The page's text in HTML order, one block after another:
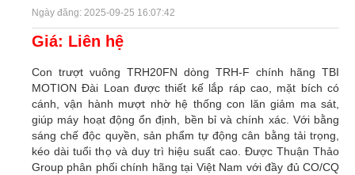
Ngày đăng: 2025-09-25 16:07:42
Giá: Liên hệ
Con trượt vuông TRH20FN dòng TRH-F chính hãng TBI
MOTION Đài Loan được thiết kế lắp ráp cao, mặt bích có
cánh, vận hành mượt nhờ hệ thống con lăn giảm ma sát,
giúp máy hoạt động ổn định, bền bỉ và chính xác. Với bằng
sáng chế độc quyền, sản phẩm tự động cân bằng tải trọng,
kéo dài tuổi thọ và duy trì hiệu suất cao. Được Thuận Thảo
Group phân phối chính hãng tại Việt Nam với đầy đủ CO/CQ